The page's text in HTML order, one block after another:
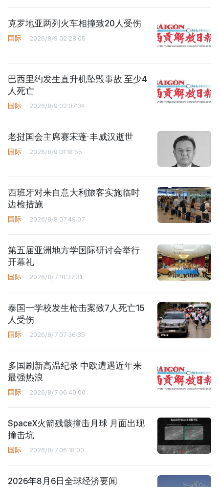
克罗地亚两列火车相撞致20人受伤
国际 2026/8/9 02:28:05
巴西里约发生直升机坠毁事故 至少4
人死亡
国际 2026/8/9 02:07:34
老挝国会主席赛宋蓬·丰威汉逝世
国际 2026/8/9 01:18:55
西班牙对来自意大利旅客实施临时
边检措施
国际 2026/8/8 07:49:07
第五届亚洲地方学国际研讨会举行
开幕礼
国际 2026/8/7 10:37:31
泰国一学校发生枪击案致7人死亡15
人受伤
国际 2026/8/7 07:36:35
多国刷新高温纪录 中欧遭遇近年来
最强热浪
国际 2026/8/7 06:40:00
SpaceX火箭残骸撞击月球 月面出现
撞击坑
国际 2026/8/7 06:18:00
2026年8月6日全球经济要闻